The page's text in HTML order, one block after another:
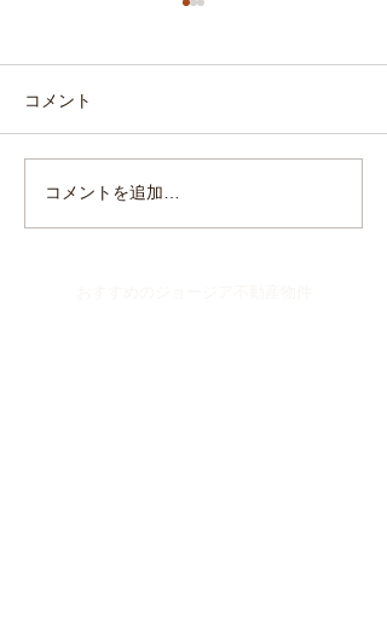
【ジョージア】国内レス
トランおよびホテルサー
コメント
コメントを追加…